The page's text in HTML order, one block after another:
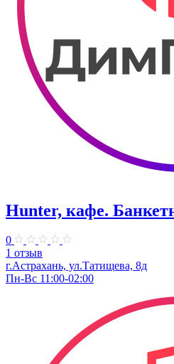
Hunter, кафе.
0
1 отзыв
г.Астрахань, ул.Татищева, 8д
Пн-Вс 11:00-02:00